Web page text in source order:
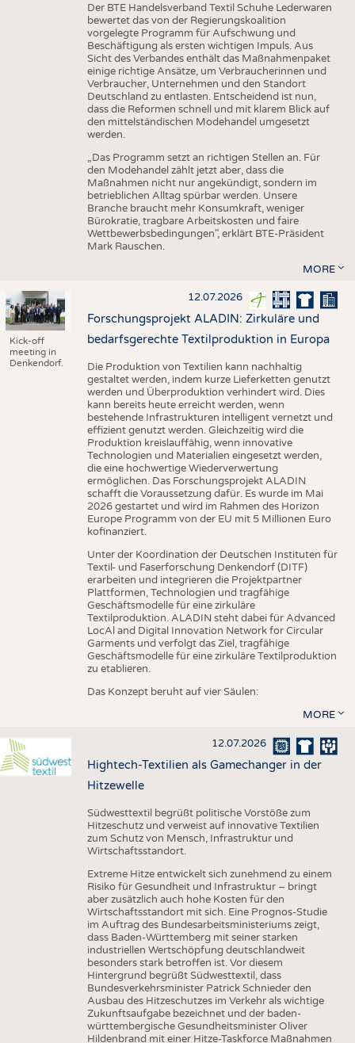
Der BTE Handelsverband Textil Schuhe Lederwaren
bewertet das von der Regierungskoalition
vorgelegte Programm für Aufschwung und
Beschäftigung als ersten wichtigen Impuls. Aus
Sicht des Verbandes enthält das Maßnahmenpaket
einige richtige Ansätze, um Verbraucherinnen und
Verbraucher, Unternehmen und den Standort
Deutschland zu entlasten. Entscheidend ist nun,
dass die Reformen schnell und mit klarem Blick auf
den mittelständischen Modehandel umgesetzt
werden.
„Das Programm setzt an richtigen Stellen an. Für
den Modehandel zählt jetzt aber, dass die
Maßnahmen nicht nur angekündigt, sondern im
betrieblichen Alltag spürbar werden. Unsere
Branche braucht mehr Konsumkraft, weniger
Bürokratie, tragbare Arbeitskosten und faire
Wettbewerbsbedingungen", erklärt BTE-Präsident
Mark Rauschen.
MORE
Kick-off
meeting in
Denkendorf.
12.07.2026
Forschungsprojekt ALADIN: Zirkuläre und
bedarfsgerechte Textilproduktion in Europa
Die Produktion von Textilien kann nachhaltig
gestaltet werden, indem kurze Lieferketten genutzt
werden und Überproduktion verhindert wird. Dies
kann bereits heute erreicht werden, wenn
bestehende Infrastrukturen intelligent vernetzt und
effizient genutzt werden. Gleichzeitig wird die
Produktion kreislauffähig, wenn innovative
Technologien und Materialien eingesetzt werden,
die eine hochwertige Wiederverwertung
ermöglichen. Das Forschungsprojekt ALADIN
schafft die Voraussetzung dafür. Es wurde im Mai
2026 gestartet und wird im Rahmen des Horizon
Europe Programm von der EU mit 5 Millionen Euro
kofinanziert.
Unter der Koordination der Deutschen Instituten für
Textil- und Faserforschung Denkendorf (DITF)
erarbeiten und integrieren die Projektpartner
Plattformen, Technologien und tragfähige
Geschäftsmodelle für eine zirkuläre
Textilproduktion. ALADIN steht dabei für Advanced
LocAl and Digital Innovation Network for Circular
Garments und verfolgt das Ziel, tragfähige
Geschäftsmodelle für eine zirkuläre Textilproduktion
zu etablieren.
Das Konzept beruht auf vier Säulen:
MORE
12.07.2026
Hightech-Textilien als Gamechanger in der
Hitzewelle
Südwesttextil begrüßt politische Vorstöße zum
Hitzeschutz und verweist auf innovative Textilien
zum Schutz von Mensch, Infrastruktur und
Wirtschaftsstandort.
Extreme Hitze entwickelt sich zunehmend zu einem
Risiko für Gesundheit und Infrastruktur – bringt
aber zusätzlich auch hohe Kosten für den
Wirtschaftsstandort mit sich. Eine Prognos-Studie
im Auftrag des Bundesarbeitsministeriums zeigt,
dass Baden-Württemberg mit seiner starken
industriellen Wertschöpfung deutschlandweit
besonders stark betroffen ist. Vor diesem
Hintergrund begrüßt Südwesttextil, dass
Bundesverkehrsminister Patrick Schnieder den
Ausbau des Hitzeschutzes im Verkehr als wichtige
Zukunftsaufgabe bezeichnet und der baden-
württembergische Gesundheitsminister Oliver
Hildenbrand mit einer Hitze-Taskforce Maßnahmen